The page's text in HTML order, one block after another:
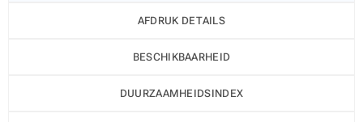
AFDRUK DETAILS
BESCHIKBAARHEID
DUURZAAMHEIDSINDEX